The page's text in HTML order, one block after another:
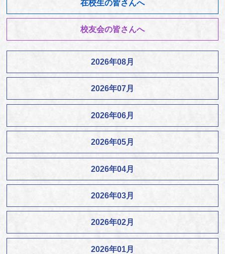
在校生の皆さんへ
校友会の皆さんへ
2026年08月
2026年07月
2026年06月
2026年05月
2026年04月
2026年03月
2026年02月
2026年01月